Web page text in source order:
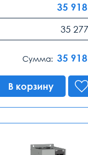
35
35
Сумма: 35
В корзину